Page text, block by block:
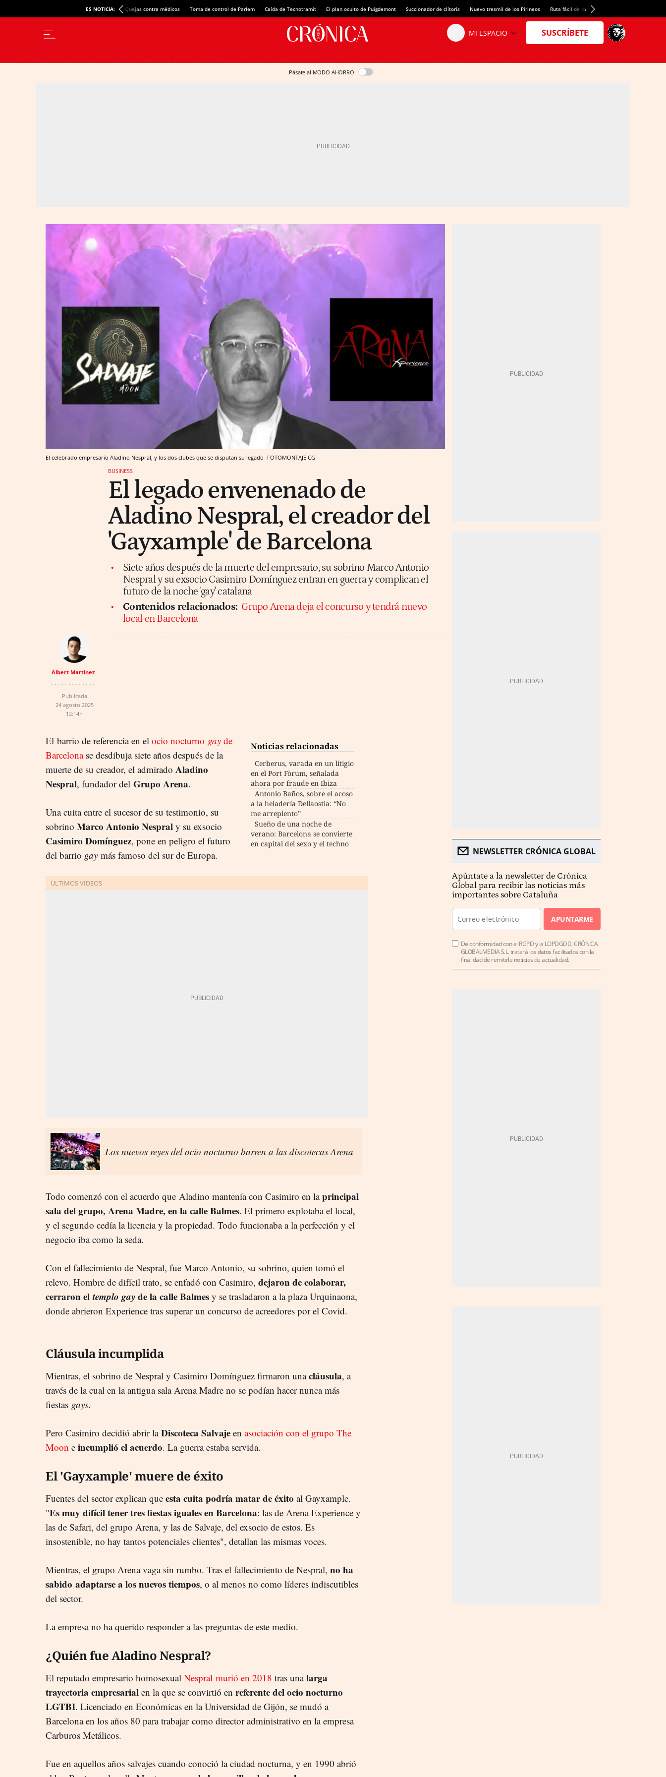
ES NOTICIA: Quejas contra médicos Toma de control de Parlem Caída de Tecnotramit El plan oculto de Puigdemont Succionador de clítoris Nuevo tresmil de los Pirineos Ruta fácil de montaña
Pásate al MODO AHORRO
El celebrado empresario Aladino Nespral, y los dos clubes que se disputan su legado FOTOMONTAJE CG
BUSINESS
El legado envenenado de
Aladino Nespral, el creador del
'Gayxample' de Barcelona
Siete años después de la muerte del empresario, su sobrino Marco Antonio
Nespral y su exsocio Casimiro Domínguez entran en guerra y complican el
futuro de la noche 'gay' catalana
Contenidos relacionados: Grupo Arena deja el concurso y tendrá nuevo
local en Barcelona
Albert Martínez
Publicada
24 agosto 2025
12:14h
Noticias relacionadas
Cerberus, varada en un litigio
en el Port Fòrum, señalada
ahora por fraude en Ibiza
Antonio Baños, sobre el acoso
a la heladería Dellaostia: “No
me arrepiento”
Sueño de una noche de
verano: Barcelona se convierte
en capital del sexo y el techno
El barrio de referencia en el ocio nocturno gay de
Barcelonase desdibuja siete años después de la
muerte de su creador, el admirado Aladino
Nespral, fundador del Grupo Arena.
Una cuita entre el sucesor de su testimonio, su
sobrino Marco Antonio Nespral y su exsocio
Casimiro Domínguez, pone en peligro el futuro
del barrio gay más famoso del sur de Europa.
Los nuevos reyes del ocio nocturno barren a las discotecas Arena
Todo comenzó con el acuerdo que Aladino mantenía con Casimiro en laprincipal
sala del grupo, Arena Madre, en la calle Balmes. El primero explotaba el local,
y el segundo cedía la licencia y la propiedad. Todo funcionaba a la perfección y el
negocio iba como la seda.
Con el fallecimiento de Nespral, fue Marco Antonio, su sobrino, quien tomó el
relevo. Hombre de difícil trato, se enfadó con Casimiro, dejaron de colaborar,
cerraron eltemplo gayde la calle Balmes y se trasladaron a la plaza Urquinaona,
donde abrieron Experience tras superar un concurso de acreedores por el Covid.
Cláusula incumplida
Mientras, el sobrino de Nespral y Casimiro Domínguez firmaron unacláusula, a
través de la cual en la antigua sala Arena Madre no se podían hacer nunca más
fiestas gays.
Pero Casimiro decidió abrir laDiscoteca Salvaje en asociación con el grupo The
Moon e incumplió el acuerdo. La guerra estaba servida.
El 'Gayxample' muere de éxito
Fuentes del sector explican que esta cuita podría matar de éxito al Gayxample.
"Es muy difícil tener tres fiestas iguales en Barcelona: las de Arena Experience y
las de Safari, del grupo Arena, y las de Salvaje, del exsocio de estos. Es
insostenible, no hay tantos potenciales clientes", detallan las mismas voces.
Mientras, el grupo Arena vaga sin rumbo. Tras el fallecimiento de Nespral, no ha
sabido adaptarse a los nuevos tiempos, o al menos no como líderes indiscutibles
del sector.
La empresa no ha querido responder a las preguntas de este medio.
¿Quién fue Aladino Nespral?
El reputado empresario homosexual Nespral murió en 2018 tras unalarga
trayectoria empresarial en la que se convirtió en referente del ocio nocturno
LGTBI. Licenciado en Económicas en la Universidad de Gijón, se mudó a
Barcelona en los años 80 para trabajar como director administrativo en la empresa
Carburos Metálicos.
Fue en aquellos años salvajes cuando conoció la ciudad nocturna, y en 1990 abrió
NEWSLETTER CRÓNICA GLOBAL
Apúntate a la newsletter de Crónica
Global para recibir las noticias más
importantes sobre Cataluña
APUNTARME
De conformidad con el RGPD y la LOPDGDD, CRÓNICA
GLOBALMEDIA S.L. tratará los datos facilitados con la
finalidad de remitirle noticias de actualidad.